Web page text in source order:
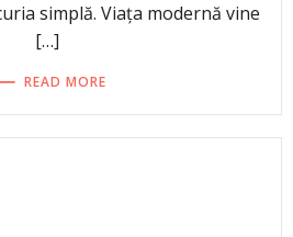
simplă. Viața modernă vine
[…]
READ MORE